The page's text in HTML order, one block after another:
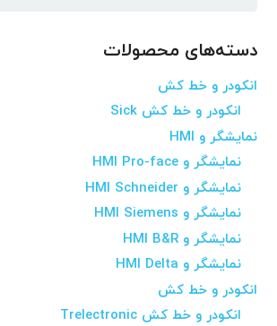
دسته‌های محصولات
انکودر و خط کش
انکودر و خط کش Sick
نمایشگر و HMI
نمایشگر و HMI Pro-face
نمایشگر و HMI Schneider
نمایشگر و HMI Siemens
نمایشگر و HMI B&R
نمایشگر و HMI Delta
انکودر و خط کش
انکودر و خط کش Trelectronic